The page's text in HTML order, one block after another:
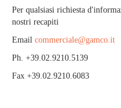
Per qualsiasi richiesta
nostri recapiti
Email commerciale@gamco.it
Ph. +39.02.9210.5139
Fax +39.02.9210.6083